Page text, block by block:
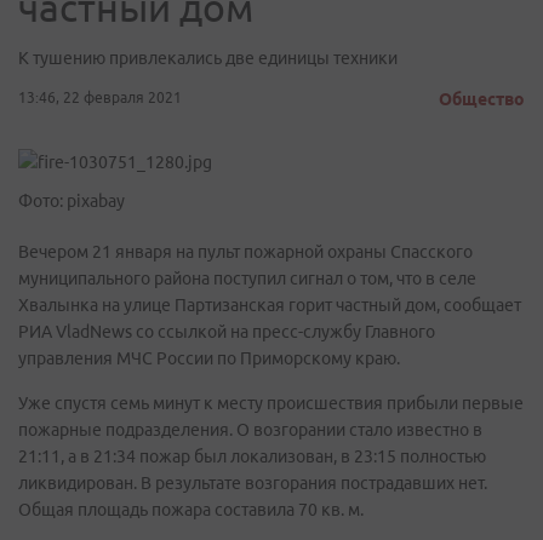
К тушению привлекались две единицы техники
13:46, 22 февраля 2021 Общество
Фото: pixabay
Вечером 21 января на пульт пожарной охраны Спасского
муниципального района поступил сигнал о том, что в селе
Хвалынка на улице Партизанская горит частный дом, сообщает
РИА VladNews со ссылкой на пресс-службу Главного
управления МЧС России по Приморскому краю.
Уже спустя семь минут к месту происшествия прибыли первые
пожарные подразделения. О возгорании стало известно в
21:11, а в 21:34 пожар был локализован, в 23:15 полностью
ликвидирован. В результате возгорания пострадавших нет.
Общая площадь пожара составила 70 кв. м.